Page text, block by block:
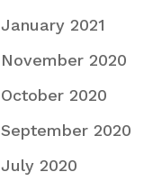
January 2021
November 2020
October 2020
September 2020
July 2020